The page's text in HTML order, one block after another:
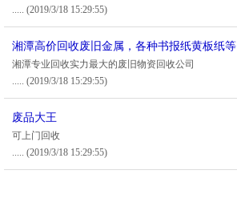
..... (2019/3/18 15:29:55)
湘潭高价回收废旧金属，各种书报纸黄板纸等
湘潭专业回收实力最大的废旧物资回收公司
..... (2019/3/18 15:29:55)
废品大王
可上门回收
..... (2019/3/18 15:29:55)